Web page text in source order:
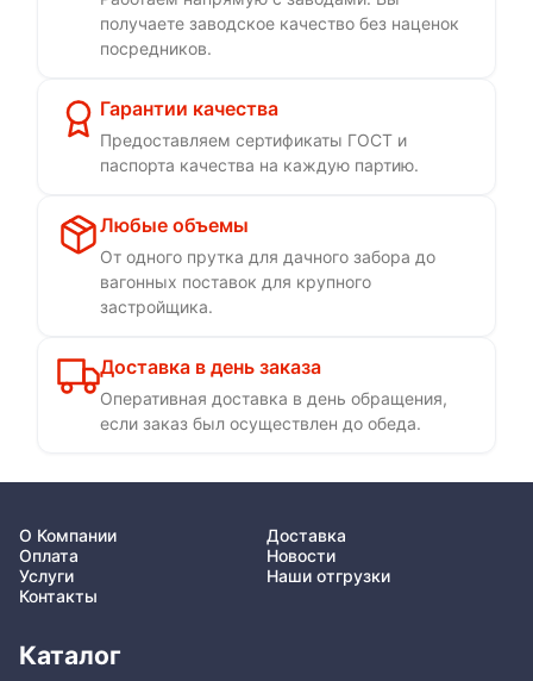
получаете заводское качество без наценок
посредников.
Гарантии качества
Предоставляем сертификаты ГОСТ и
паспорта качества на каждую партию.
Любые объемы
От одного прутка для дачного забора до
вагонных поставок для крупного
застройщика.
Доставка в день заказа
Оперативная доставка в день обращения,
если заказ был осуществлен до обеда.
О Компании
Доставка
Оплата
Новости
Услуги
Наши отгрузки
Контакты
Каталог